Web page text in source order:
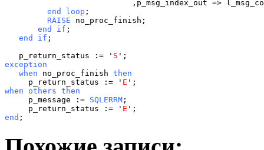
         end loop
         RAISE
       end if
   end if
;
   p_return_status := '
S
exception
when no_proc_finish then
     p_return_status := '
E
when
others then
     p_message :=
SQLERRM ;
     p_return_status := '
E
end ;